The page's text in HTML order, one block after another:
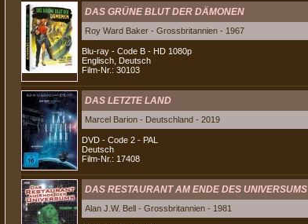
DAS GRÜNE BLUT DER DÄMONEN
Roy Ward Baker - Grossbritannien - 1967
Blu-ray - Code B - HD 1080p
Englisch, Deutsch
Film-Nr.: 30103
DAS LETZTE LAND
Marcel Barion - Deutschland - 2019
DVD - Code 2 - PAL
Deutsch
Film-Nr.: 17408
DAS RESTAURANT AM ENDE DES UNIVERSUMS
Alan J.W. Bell - Grossbritannien - 1981